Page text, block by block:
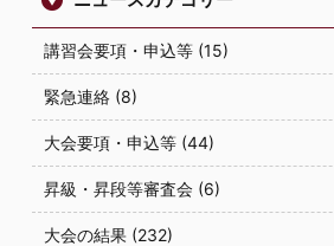
講習会要項・申込等 (15)
緊急連絡 (8)
大会要項・申込等 (44)
昇級・昇段等審査会 (6)
大会の結果 (232)